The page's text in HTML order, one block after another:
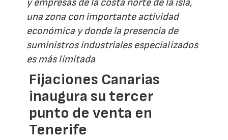
y empresas de la costa norte de la isla,
una zona con importante actividad
económica y donde la presencia de
suministros industriales especializados
es más limitada
Fijaciones Canarias
inaugura su tercer
punto de venta en
Tenerife